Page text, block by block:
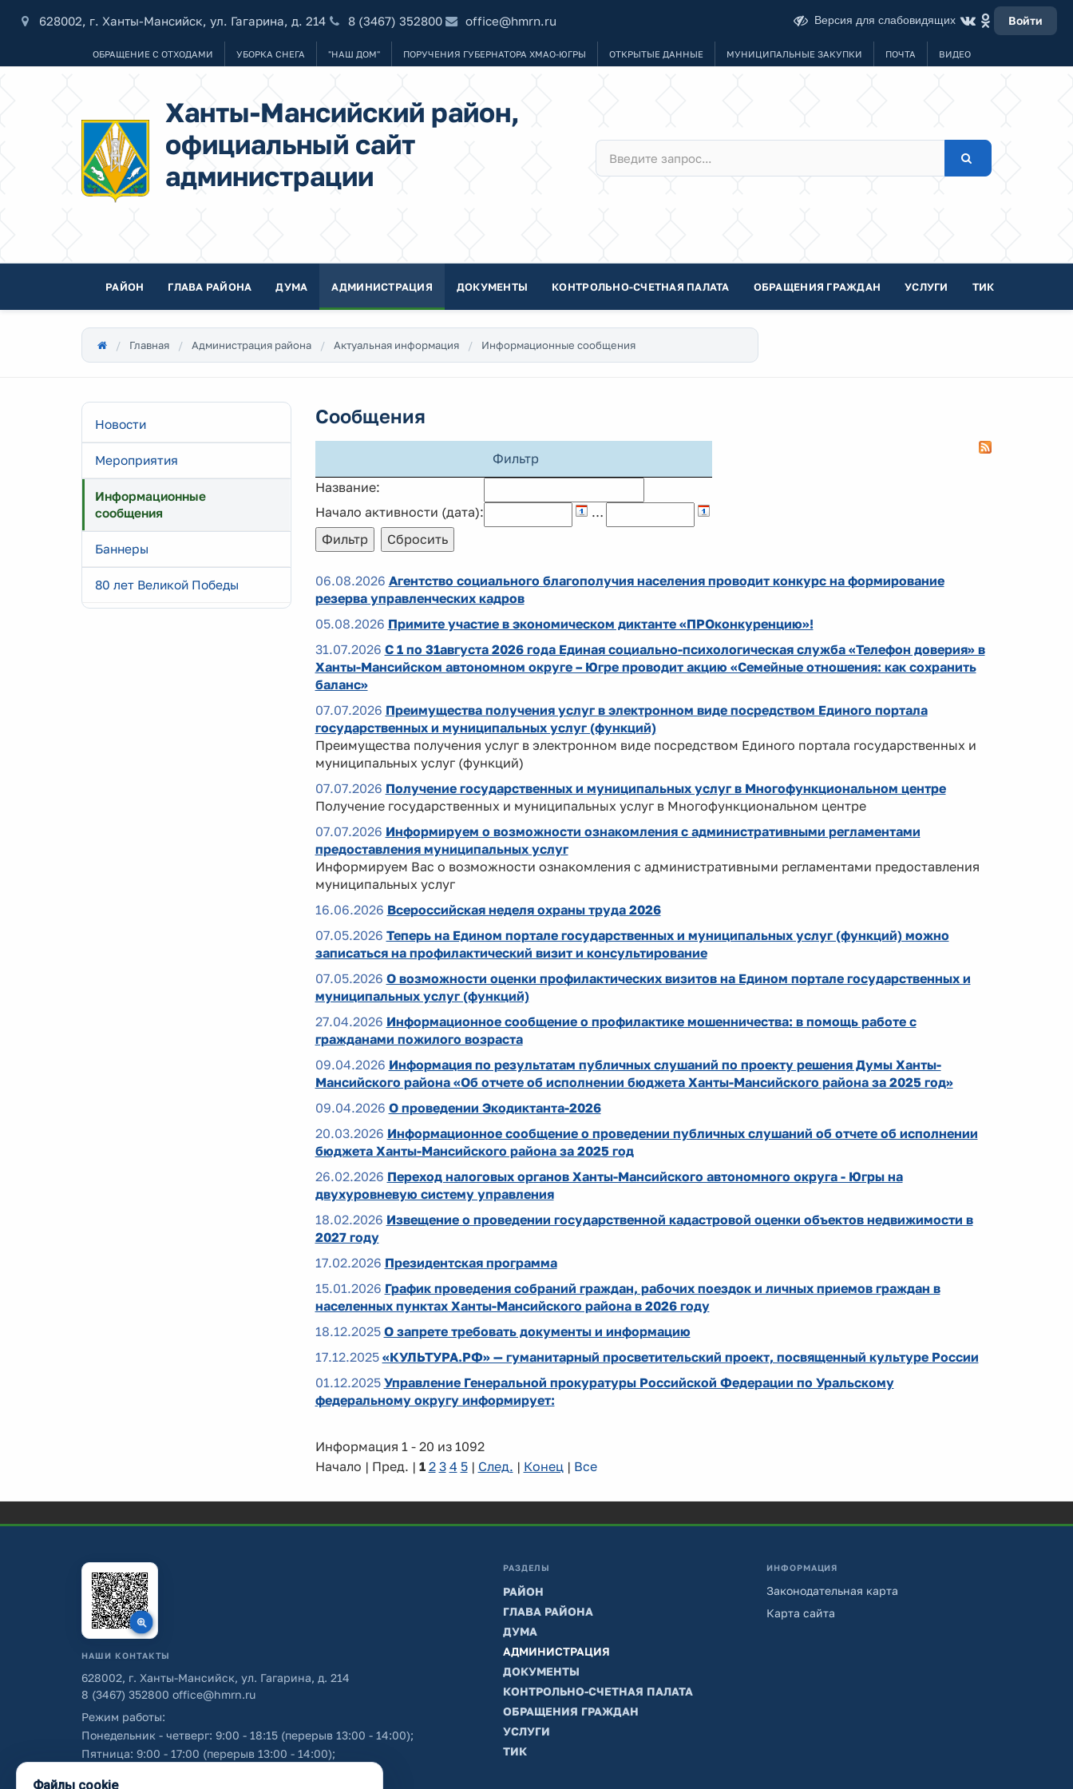
628002, г. Ханты-Мансийск, ул. Гагарина, д. 214 8 (3467) 352800 office@hmrn.ru Версия для слабовидящих Войти
ОБРАЩЕНИЕ С ОТХОДАМИ УБОРКА СНЕГА "НАШ ДОМ" ПОРУЧЕНИЯ ГУБЕРНАТОРА ХМАО-ЮГРЫ ОТКРЫТЫЕ ДАННЫЕ МУНИЦИПАЛЬНЫЕ ЗАКУПКИ ПОЧТА ВИДЕО
Ханты-Мансийский район,
официальный сайт
администрации
РАЙОН ГЛАВА РАЙОНА ДУМА АДМИНИСТРАЦИЯ ДОКУМЕНТЫ КОНТРОЛЬНО-СЧЕТНАЯ ПАЛАТА ОБРАЩЕНИЯ ГРАЖДАН УСЛУГИ ТИК
Главная Администрация района Актуальная информация Информационные сообщения
Новости
Мероприятия
Информационные
сообщения
Баннеры
80 лет Великой Победы
Сообщения
Фильтр
Название:
Начало активности (дата):
…
06.08.2026 Агентство социального благополучия населения проводит конкурс на формирование
резерва управленческих кадров
05.08.2026 Примите участие в экономическом диктанте «ПРОконкуренцию»!
31.07.2026 С 1 по 31августа 2026 года Единая социально-психологическая служба «Телефон доверия» в
Ханты-Мансийском автономном округе – Югре проводит акцию «Семейные отношения: как сохранить
баланс»
07.07.2026 Преимущества получения услуг в электронном виде посредством Единого портала
государственных и муниципальных услуг (функций)
Преимущества получения услуг в электронном виде посредством Единого портала государственных и
муниципальных услуг (функций)
07.07.2026 Получение государственных и муниципальных услуг в Многофункциональном центре
Получение государственных и муниципальных услуг в Многофункциональном центре
07.07.2026 Информируем о возможности ознакомления с административными регламентами
предоставления муниципальных услуг
Информируем Вас о возможности ознакомления с административными регламентами предоставления
муниципальных услуг
16.06.2026 Всероссийская неделя охраны труда 2026
07.05.2026 Теперь на Едином портале государственных и муниципальных услуг (функций) можно
записаться на профилактический визит и консультирование
07.05.2026 О возможности оценки профилактических визитов на Едином портале государственных и
муниципальных услуг (функций)
27.04.2026 Информационное сообщение о профилактике мошенничества: в помощь работе с
гражданами пожилого возраста
09.04.2026 Информация по результатам публичных слушаний по проекту решения Думы Ханты-
Мансийского района «Об отчете об исполнении бюджета Ханты-Мансийского района за 2025 год»
09.04.2026 О проведении Экодиктанта-2026
20.03.2026 Информационное сообщение о проведении публичных слушаний об отчете об исполнении
бюджета Ханты-Мансийского района за 2025 год
26.02.2026 Переход налоговых органов Ханты-Мансийского автономного округа - Югры на
двухуровневую систему управления
18.02.2026 Извещение о проведении государственной кадастровой оценки объектов недвижимости в
2027 году
17.02.2026 Президентская программа
15.01.2026 График проведения собраний граждан, рабочих поездок и личных приемов граждан в
населенных пунктах Ханты-Мансийского района в 2026 году
18.12.2025 О запрете требовать документы и информацию
17.12.2025 «КУЛЬТУРА.РФ» — гуманитарный просветительский проект, посвященный культуре России
01.12.2025 Управление Генеральной прокуратуры Российской Федерации по Уральскому
федеральному округу информирует:
Информация 1 - 20 из 1092
Начало | Пред. | 1 2 3 4 5| След. | Конец | Все
НАШИ КОНТАКТЫ
628002, г. Ханты-Мансийск, ул. Гагарина, д. 214
8 (3467) 352800 office@hmrn.ru
Режим работы:
Понедельник - четверг: 9:00 - 18:15 (перерыв 13:00 - 14:00);
Пятница: 9:00 - 17:00 (перерыв 13:00 - 14:00);
РАЗДЕЛЫ
РАЙОН
ГЛАВА РАЙОНА
ДУМА
АДМИНИСТРАЦИЯ
ДОКУМЕНТЫ
КОНТРОЛЬНО-СЧЕТНАЯ ПАЛАТА
ОБРАЩЕНИЯ ГРАЖДАН
УСЛУГИ
ТИК
ИНФОРМАЦИЯ
Законодательная карта
Карта сайта
Файлы cookie